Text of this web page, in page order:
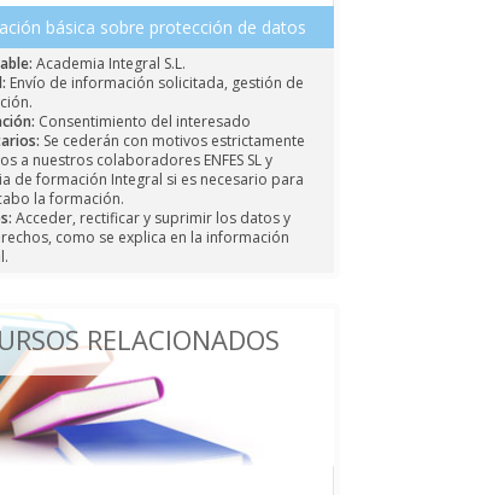
básica sobre protección de datos
Academia Integral S.L.
Envío de información solicitada, gestión de
Consentimiento del interesado
Se cederán con motivos estrictamente
a nuestros colaboradores ENFES SL y
de formación Integral si es necesario para
la formación.
Acceder, rectificar y suprimir los datos y
como se explica en la información
RELACIONADOS